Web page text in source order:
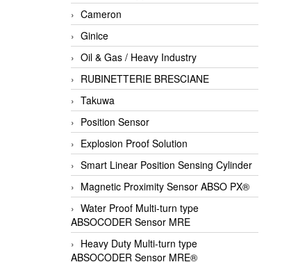
Cameron
Ginice
Oil & Gas / Heavy Industry
RUBINETTERIE BRESCIANE
Takuwa
Position Sensor
Explosion Proof Solution
Smart Linear Position Sensing Cylinder
Magnetic Proximity Sensor ABSO PX®
Water Proof Multi-turn type
ABSOCODER Sensor MRE
Heavy Duty Multi-turn type
ABSOCODER Sensor MRE®